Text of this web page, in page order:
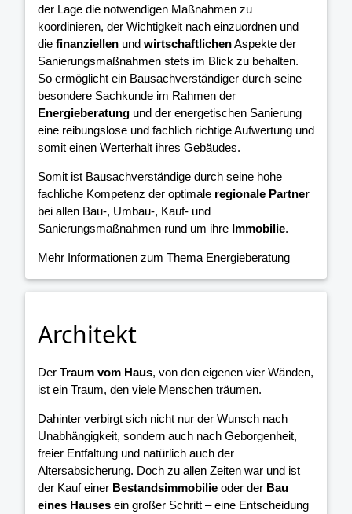
der Lage die notwendigen Maßnahmen zu
koordinieren, der Wichtigkeit nach einzuordnen und
die finanziellen und wirtschaftlichenAspekte der
Sanierungsmaßnahmen stets im Blick zu behalten.
So ermöglicht ein Bausachverständiger durch seine
besondere Sachkunde im Rahmen der
Energieberatung und der energetischen Sanierung
eine reibungslose und fachlich richtige Aufwertung und
somit einen Werterhalt ihres Gebäudes.
Somit ist Bausachverständige durch seine hohe
fachliche Kompetenz der optimale regionale Partner
bei allen Bau-, Umbau-, Kauf- und
Sanierungsmaßnahmen rund um ihre Immobilie.
Mehr Informationen zum Thema Energieberatung
Architekt
Der Traum vom Haus, von den eigenen vier Wänden,
ist ein Traum, den viele Menschen träumen.
Dahinter verbirgt sich nicht nur der Wunsch nach
Unabhängigkeit, sondern auch nach Geborgenheit,
freier Entfaltung und natürlich auch der
Altersabsicherung. Doch zu allen Zeiten war und ist
der Kauf einer Bestandsimmobilie oder der Bau
eines Hauses ein großer Schritt – eine Entscheidung